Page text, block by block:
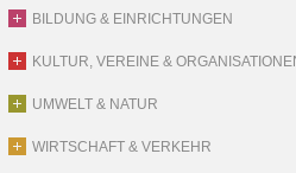
BILDUNG & EINRICHTUNGEN
KULTUR, VEREINE &
UMWELT & NATUR
WIRTSCHAFT & VERKEHR